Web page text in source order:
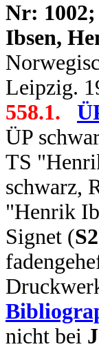
Nr:
Ibsen,
Leipzig.
558.1.
ÜP
TS
schwarz,
"Henrik
Signet (S2
nicht bei